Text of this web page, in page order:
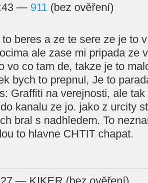
— 911 (bez ověření)
beres a ze te sere ze je to
ale zase mi pripada ze
vo co tam de, takze je to
bych to prepnul, Je to
Graffiti na verejnosti, ale
kanalu ze jo. jako z urcity
bral s nadhledem. To
to hlavne CHTIT chapat.